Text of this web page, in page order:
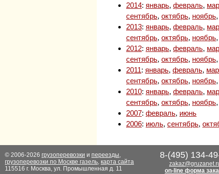
2014: январь, февраль,
сентябрь, октябрь, ноябрь
2013: январь, февраль,
сентябрь, октябрь, ноябрь
2012: январь, февраль,
сентябрь, октябрь, ноябрь
2011: январь, февраль,
сентябрь, октябрь, ноябрь
2010: январь, февраль,
сентябрь, октябрь, ноябрь
2007: февраль, июнь
2006: июль, сентябрь,
© 2006-2026 грузоперевозки и переезды,
грузоперевозки по Москве газель, карта сайта
115516 г. Москва, ул. Промышленная д. 11
8-(495) 134-
on-line форма